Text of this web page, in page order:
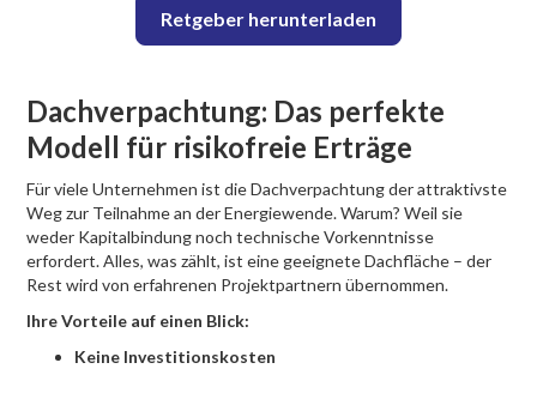
Retgeber herunterladen
Dachverpachtung: Das perfekte
Modell für risikofreie Erträge
Für viele Unternehmen ist die Dachverpachtung der attraktivste
Weg zur Teilnahme an der Energiewende. Warum? Weil sie
weder Kapitalbindung noch technische Vorkenntnisse
erfordert. Alles, was zählt, ist eine geeignete Dachfläche – der
Rest wird von erfahrenen Projektpartnern übernommen.
Ihre Vorteile auf einen Blick:
Keine Investitionskosten